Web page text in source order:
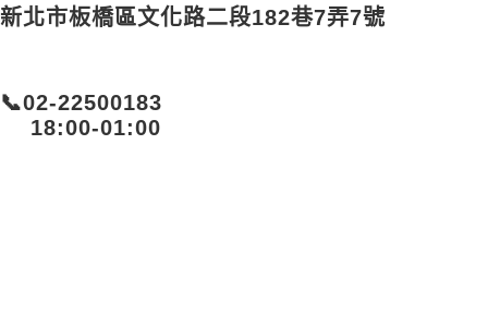
新北市板橋區文化路二段182巷7弄7號
📞02-22500183
18:00-01:00